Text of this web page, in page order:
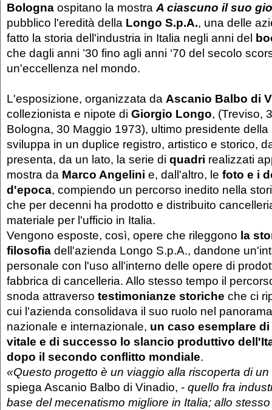
Bologna ospitano la mostra A ciascuno il suo
pubblico l'eredità della Longo S.p.A., una delle
fatto la storia dell'industria in Italia negli anni del
che dagli anni ’30 fino agli anni ‘70 del secolo
un'eccellenza nel mondo.
L'esposizione, organizzata da Ascanio Balbo di
collezionista e nipote di Giorgio Longo, (Treviso,
Bologna, 30 Maggio 1973), ultimo presidente
sviluppa in un duplice registro, artistico e storico,
presenta, da un lato, la serie di quadri realizzati
mostra da Marco Angelini e, dall'altro, le foto e i
d'epoca, compiendo un percorso inedito nella
che per decenni ha prodotto e distribuito
materiale per l'ufficio in Italia.
Vengono esposte, così, opere che rileggono la
filosofia dell'azienda Longo S.p.A., dandone
personale con l'uso all'interno delle opere di
fabbrica di cancelleria. Allo stesso tempo il
snoda attraverso testimonianze storiche che ci
cui l'azienda consolidava il suo ruolo nel
nazionale e internazionale, un caso esemplare
vitale e di successo lo slancio produttivo
dopo il secondo conflitto mondiale.
«Questo progetto è un viaggio alla riscoperta di
spiega Ascanio Balbo di Vinadio, - quello fra
base del mecenatismo migliore in Italia; allo